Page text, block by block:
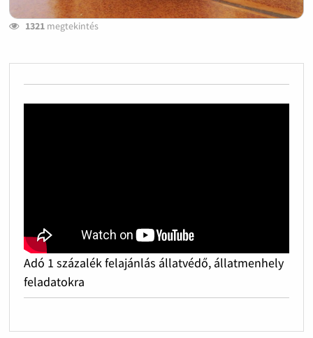
1321megtekintés
Adó 1 százalék felajánlás állatvédő, állatmenhely
feladatokra